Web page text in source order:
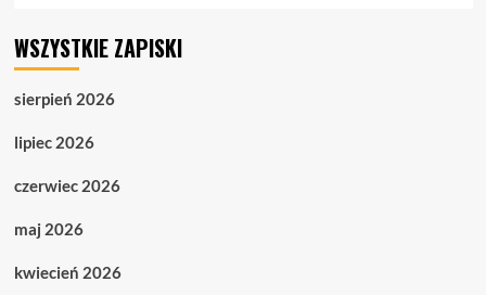
WSZYSTKIE ZAPISKI
sierpień 2026
lipiec 2026
czerwiec 2026
maj 2026
kwiecień 2026